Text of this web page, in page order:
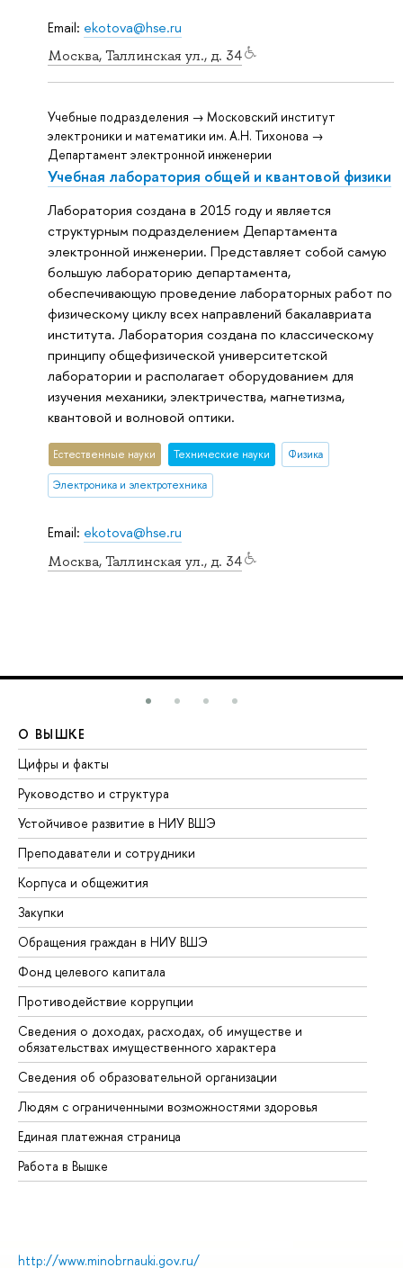
Email: ekotova@hse.ru
Москва, Таллинская ул., д. 34
Email: ekotova@hse.ru
Москва, Таллинская ул., д. 34
Учебные подразделения → Московский институт
электроники и математики им. А.Н. Тихонова →
Департамент электронной инженерии
Учебная лаборатория общей и квантовой физики
Лаборатория создана в 2015 году и является
структурным подразделением Департамента
электронной инженерии. Представляет собой самую
большую лабораторию департамента,
обеспечивающую проведение лабораторных работ по
физическому циклу всех направлений бакалавриата
института. Лаборатория создана по классическому
принципу общефизической университетской
лаборатории и располагает оборудованием для
изучения механики, электричества, магнетизма,
квантовой и волновой оптики.
Естественные науки Тех­ничес­кие науки Физика
Электроника и электротехника
О ВЫШКЕ
Цифры и факты
Руководство и структура
Устойчивое развитие в НИУ ВШЭ
Преподаватели и сотрудники
Корпуса и общежития
Закупки
Обращения граждан в НИУ ВШЭ
Фонд целевого капитала
Противодействие коррупции
Сведения о доходах, расходах, об имуществе и
обязательствах имущественного характера
Сведения об образовательной организации
Людям с ограниченными возможностями здоровья
Единая платежная страница
Работа в Вышке
http://www.minobrnauki.gov.ru/